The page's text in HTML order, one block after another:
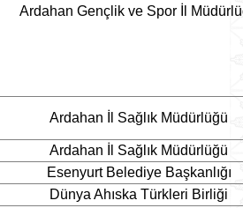
Ardahan Gençlik ve Spor İl
Ardahan İl Sağlık Müdürlüğü
Ardahan İl Sağlık Müdürlüğü
Esenyurt Belediye Başkanlığı
Dünya Ahıska Türkleri Birliği